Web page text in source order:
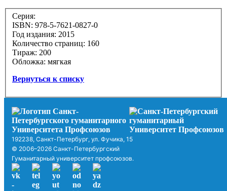
Серия:
ISBN: 978-5-7621-0827-0
Год издания: 2015
Количество страниц: 160
Тираж: 200
Обложка: мягкая
Вернуться к списку
192238, Санкт-Петербург, ул. Фучика, 15
© 2006–2026 Санкт-Петербургский
Гуманитарный университет профсоюзов.